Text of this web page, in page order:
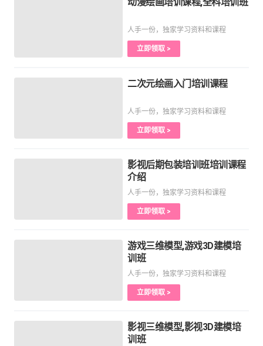
动漫绘画培训课程,全科培训班
人手一份，独家学习资料和课程
立即领取 >
二次元绘画入门培训课程
人手一份，独家学习资料和课程
立即领取 >
影视后期包装培训班培训课程
介绍
人手一份，独家学习资料和课程
立即领取 >
游戏三维模型,游戏3D建模培
训班
人手一份，独家学习资料和课程
立即领取 >
影视三维模型,影视3D建模培
训班